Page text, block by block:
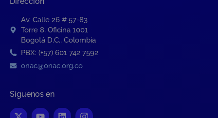
Av. Calle 26 # 57-83
Torre 8, Oficina 1001
Bogotá D.C., Colombia
PBX: (+57) 601 742 7592
onac@onac.org.co
Síguenos en